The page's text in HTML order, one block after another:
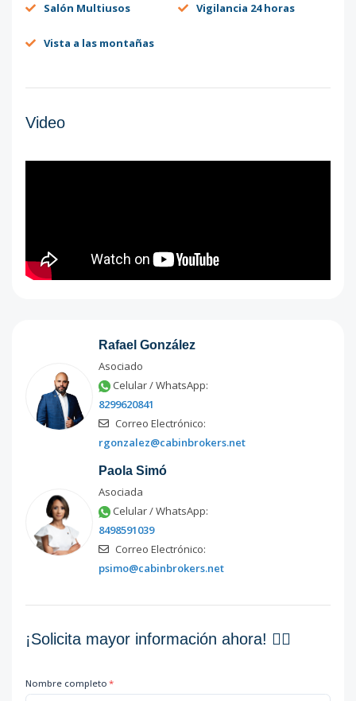
Salón Multiusos Vigilancia 24 horas
Vista a las montañas
Video
Rafael González
Asociado
Celular / WhatsApp:
8299620841
Correo Electrónico:
rgonzalez@cabinbrokers.net
Paola Simó
Asociada
Celular / WhatsApp:
8498591039
Correo Electrónico:
psimo@cabinbrokers.net
¡Solicita mayor información ahora! 👇🏽
Nombre completo *